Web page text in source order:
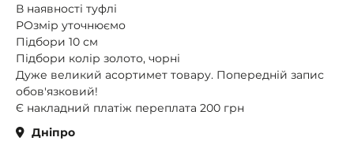
В наявності туфлі
РОзмір уточнюємо
Підбори 10 см
Підбори колір золото, чорні
Дуже великий асортимет товару. Попередній запис
обов'язковий!
Є накладний платіж переплата 200 грн
Дніпро